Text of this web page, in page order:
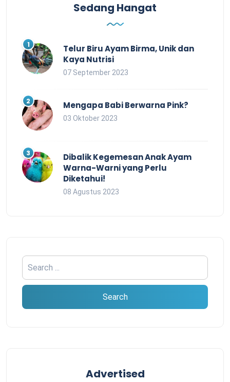
Sedang Hangat
Telur Biru Ayam Birma, Unik dan
Kaya Nutrisi
07 September 2023
Mengapa Babi Berwarna Pink?
03 Oktober 2023
Dibalik Kegemesan Anak Ayam
Warna-Warni yang Perlu
Diketahui!
08 Agustus 2023
Advertised